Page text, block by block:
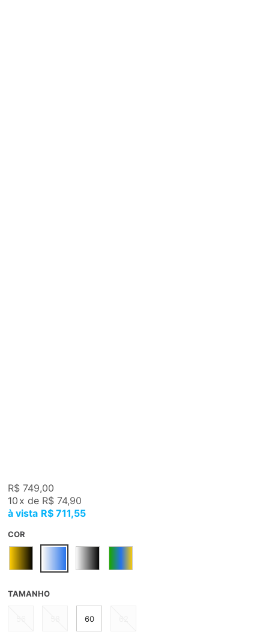
R$ 749,00
10 x de R$ 74,90
R$ 711,55
COR
TAMANHO
60